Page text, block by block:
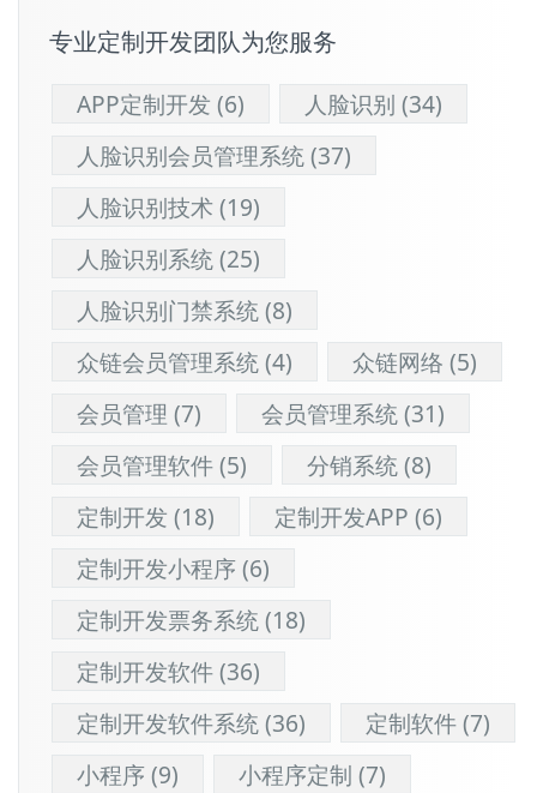
专业定制开发团队为您服务
APP定制开发 (6) 人脸识别 (34)
人脸识别会员管理系统(37)
人脸识别技术(19)
人脸识别系统(25)
人脸识别门禁系统(8)
众链会员管理系统(4) 众链网络 (5)
会员管理 (7) 会员管理系统(31)
会员管理软件(5) 分销系统(8)
定制开发 (18) 定制开发APP (6)
定制开发小程序(6)
定制开发票务系统(18)
定制开发软件(36)
定制开发软件系统(36) 定制软件(7)
小程序(9) 小程序定制 (7)